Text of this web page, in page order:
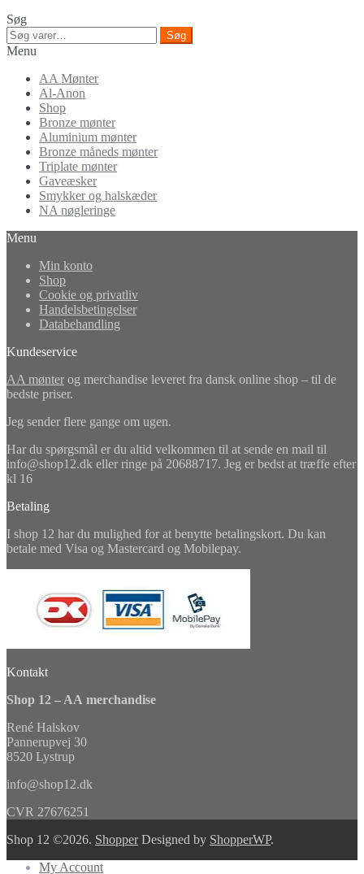
Søg
Søg
efter:
Søg
Menu
AA Mønter
Al-Anon
Shop
Bronze mønter
Aluminium mønter
Bronze måneds mønter
Triplate mønter
Gaveæsker
Smykker og halskæder
NA nøgleringe
Menu
Min konto
Shop
Cookie og privatliv
Handelsbetingelser
Databehandling
Kundeservice
AA mønter og merchandise leveret fra dansk online shop – til de
bedste priser.
Jeg sender flere gange om ugen.
Har du spørgsmål er du altid velkommen til at sende en mail til
info@shop12.dk eller ringe på 20688717. Jeg er bedst at træffe efter
kl 16
Betaling
I shop 12 har du mulighed for at benytte betalingskort. Du kan
betale med Visa og Mastercard og Mobilepay.
Kontakt
Shop 12 – AA merchandise
René Halskov
Pannerupvej 30
8520 Lystrup
info@shop12.dk
CVR 27676251
Shop 12 ©2026. ShopperDesigned by ShopperWP.
My Account